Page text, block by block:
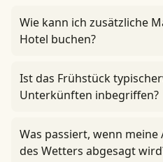
Wie kann ich zusätzliche
Hotel buchen?
Ist das Frühstück
Unterkünften inbegriffen?
Was passiert, wenn
des Wetters abgesagt